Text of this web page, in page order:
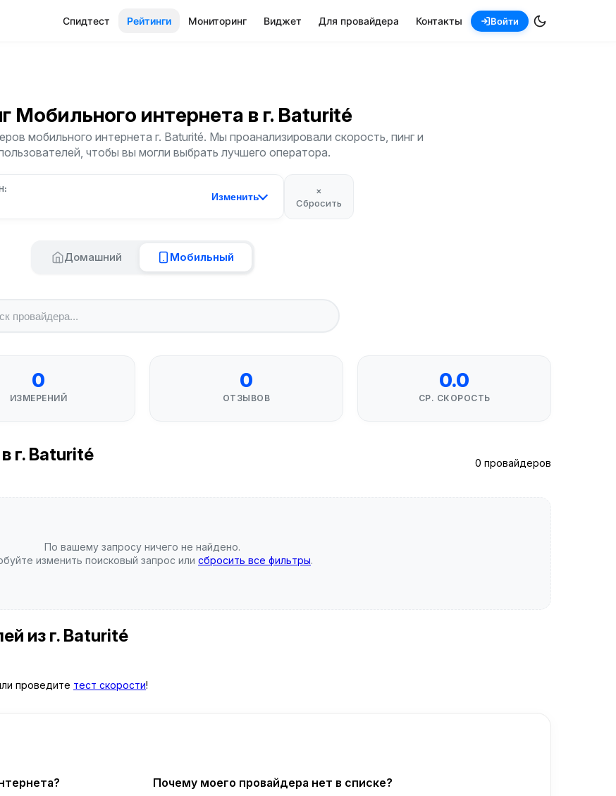
Спидтест Рейтинги Мониторинг Виджет Для провайдера Контакты Войти
Мобильного интернета в г. Baturité
мобильного интернета г. Baturité. Мы проанализировали скорость, пинг и
чтобы вы могли выбрать лучшего оператора.
Изменить
×
Сбросить
Домашний Мобильный
0
ИЗМЕРЕНИЙ
0
ОТЗЫВОВ
0.0
СР. СКОРОСТЬ
г. Baturité 0 провайдеров
По вашему запросу ничего не найдено.
изменить поисковый запрос или сбросить все фильтры.
из г. Baturité
проведите тест скорости!
Почему моего провайдера нет в списке?